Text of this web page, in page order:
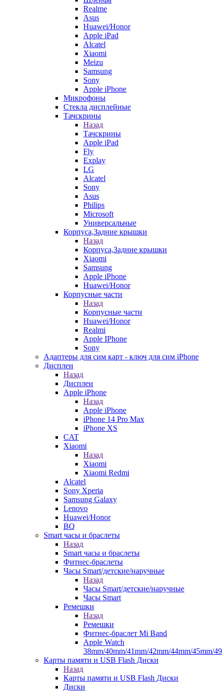
Realme
Asus
Huawei/Honor
Apple iPad
Alcatel
Xiaomi
Meizu
Samsung
Sony
Apple iPhone
Микрофоны
Стекла дисплейные
Тачскрины
Назад
Тачскрины
Apple iPad
Fly
Explay
LG
Alcatel
Sony
Asus
Philips
Microsoft
Универсальные
Корпуса,Задние крышки
Назад
Корпуса,Задние крышки
Xiaomi
Samsung
Apple iPhone
Huawei/Honor
Корпусные части
Назад
Корпусные части
Huawei/Honor
Realmi
Apple IPhone
Sony
Адаптеры для сим карт - ключ для сим iPhone
Дисплеи
Назад
Дисплеи
Apple iPhone
Назад
Apple iPhone
iPhone 14 Pro Max
iPhone XS
CAT
Xiaomi
Назад
Xiaomi
Xiaomi Redmi
Alcatel
Sony Xperia
Samsung Galaxy
Lenovo
Huawei/Honor
BQ
Smart часы и браслеты
Назад
Smart часы и браслеты
Фитнес-браслеты
Часы Smart/детские/наручные
Назад
Часы Smart/детские/наручные
Часы Smart
Ремешки
Назад
Ремешки
Фитнес-браслет Mi Band
Apple Watch
38mm/40mm/41mm/42mm/44mm/45mm/
Карты памяти и USB Flash Диски
Назад
Карты памяти и USB Flash Диски
Диски